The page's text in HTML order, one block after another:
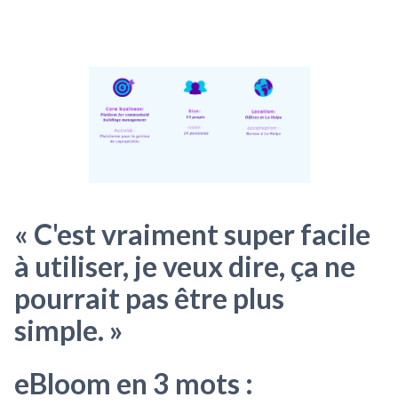
« C'est vraiment super facile
à utiliser, je veux dire, ça ne
pourrait pas être plus
simple. »
eBloom en 3 mots :